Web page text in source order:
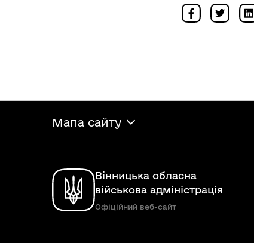
Мапа сайту
Вінницька обласна
військова адміністрація
Офіційний веб-сайт